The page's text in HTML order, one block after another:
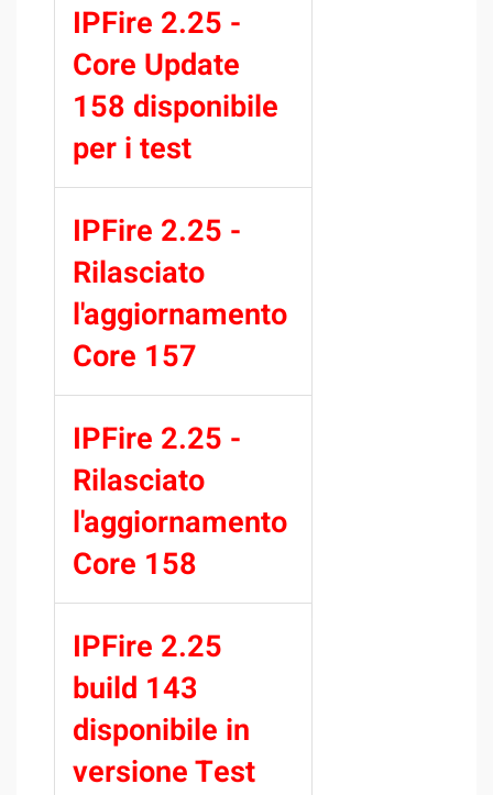
IPFire 2.25 -
Core Update
158 disponibile
per i test
IPFire 2.25 -
Rilasciato
l'aggiornamento
Core 157
IPFire 2.25 -
Rilasciato
l'aggiornamento
Core 158
IPFire 2.25
build 143
disponibile in
versione Test